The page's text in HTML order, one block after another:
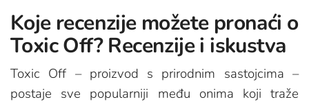
Koje recenzije možete pronaći o
Toxic Off? Recenzije i iskustva
Toxic Off – proizvod s prirodnim sastojcima –
postaje sve popularniji među onima koji traže